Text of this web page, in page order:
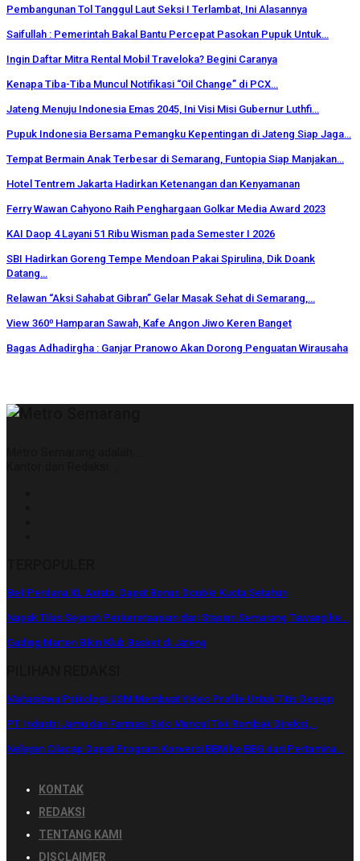
Pembangunan Tol Tanggul Laut Seksi I Terlambat, Ini Alasannya
Saifullah : Pemerintah Bakal Bantu Percepat Pasokan Pupuk Untuk…
Ingin Daftar Mitra Rental Mobil Traveloka? Begini Caranya
Kenapa Tiba-Tiba Muncul Notifikasi “Oil Change” di PCX…
Jateng Menuju Indonesia Emas 2045, Ini Visi Misi Gubernur Luthfi…
Pupuk Indonesia Bersama Pemangku Kepentingan di Jateng Siap Jaga…
Tempat Bermain Anak Terbesar di Semarang, Funtopia Siap Manjakan…
Hotel Tentrem Jakarta Hadirkan Ketenangan dan Kenyamanan
Ferry Wawan Cahyono Raih Penghargaan Golkar Media Award 2023
KAI Daop 4 Layani 51 Ribu Wisman pada Semester I 2026
SBI Hadirkan Goreng Tempe Mendoan Pakai Spirulina, Dik Doank
Datang…
Relawan “Aksi Sahabat Gibran” Gelar Masak Sehat di Semarang,…
View 360⁰ Hamparan Sawah, Kafe Angon Jiwo Keren Banget
Bagas Adhadirgha : Ganjar Pranowo Akan Dorong Penguatan Wirausaha
Beli Perdana XL Axiata, Dapat Bonus Double Kuota Setahun
Napak Tilas Sejarah Perkeretaapian dari Stasiun Semarang Tawang ke…
Gading Marten Bikin Klub Basket di Jateng
Mahasiswa Psikologi USM Membuat Video Profile Untuk Titis Design
PT Industri Jamu dan Farmasi Sido Muncul Tbk Rombak Direksi,…
Nelayan Cilacap Dapat Program Konversi BBM ke BBG dari Pertamina…
KONTAK
REDAKSI
TENTANG KAMI
DISCLAIMER